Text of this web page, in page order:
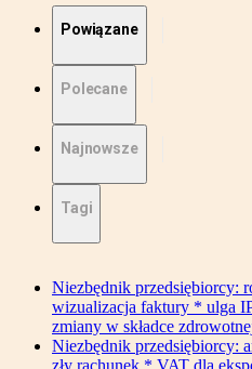
Powiązane
Polecane
Najnowsze
Tagi
Niezbędnik przedsiębiorcy:
wizualizacja faktury * ulga
zmiany w składce
Niezbędnik przedsiębiorcy:
zły rachunek * VAT dla